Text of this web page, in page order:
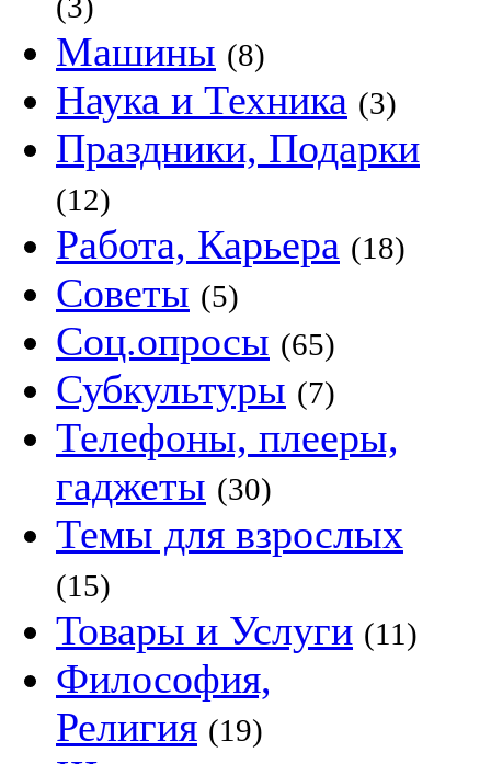
Машины (8)
Наука и Техника (3)
Праздники, Подарки
(12)
Работа, Карьера (18)
Советы (5)
Соц.опросы (65)
Субкультуры (7)
Телефоны, плееры,
гаджеты (30)
Темы для взрослых
(15)
Товары и Услуги (11)
Философия,
Религия (19)